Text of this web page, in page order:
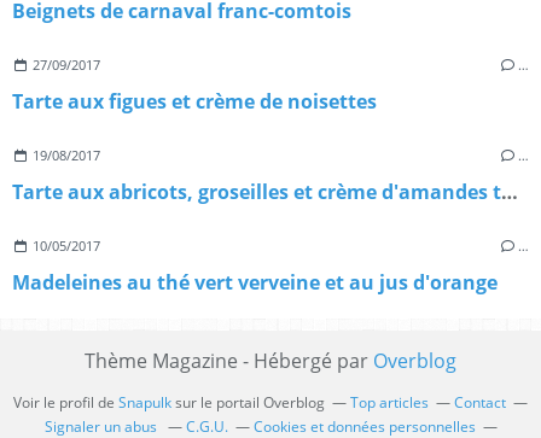
Beignets de carnaval franc-comtois
27/09/2017 …
Tarte aux figues et crème de noisettes
19/08/2017 …
Tarte aux abricots, groseilles et crème d'amandes torréfiées
10/05/2017 …
Madeleines au thé vert verveine et au jus d'orange
Thème Magazine - Hébergé par Overblog
Voir le profil de Snapulksur le portail Overblog Top articles
Contact
Signaler un abus
C.G.U. Cookies et données personnelles